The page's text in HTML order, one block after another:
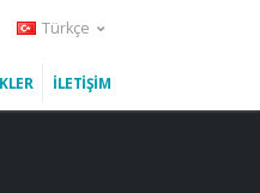
Türkçe
İLETİŞİM